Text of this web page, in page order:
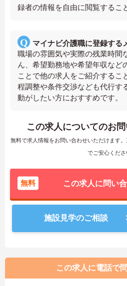
録者の情報を自由に閲覧するこ
マイナビ介護職に登録する
職場の雰囲気や実際の残業時間
ん、希望勤務地や希望年収など
ことで他の求人をご紹介するこ
程調整や条件交渉なども代行す
動がしたい方におすすめです。
この求人についてのお
無料で求人情報をお問い合わせいただけます
でご安心くださ
無料 この求人に問い
施設見学のご相談
この求人に電話で